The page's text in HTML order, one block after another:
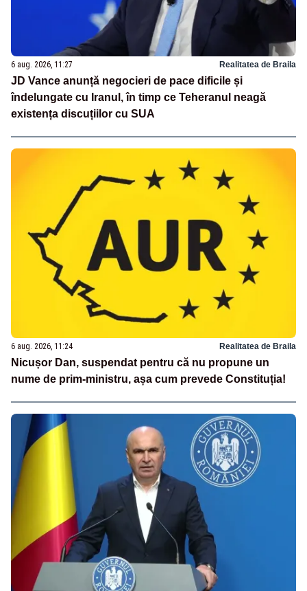
6 aug. 2026, 11:27 Realitatea de Braila
JD Vance anunță negocieri de pace dificile și
îndelungate cu Iranul, în timp ce Teheranul neagă
existența discuțiilor cu SUA
6 aug. 2026, 11:24 Realitatea de Braila
Nicușor Dan, suspendat pentru că nu propune un
nume de prim-ministru, așa cum prevede Constituția!